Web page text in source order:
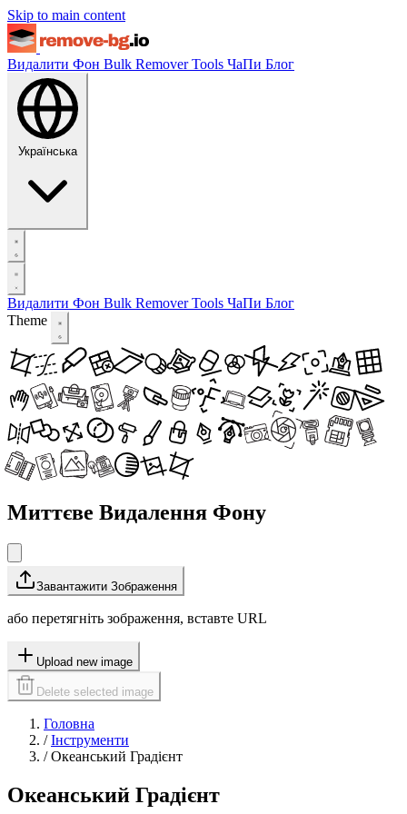
Skip to main content
Видалити Фон Bulk RemoverTools ЧаПи Блог
Українська
Видалити Фон Bulk RemoverTools ЧаПи Блог
Theme
Миттєве Видалення Фону
Завантажити Зображення
або перетягніть зображення, вставте URL
Upload new image
Delete selected image
Головна
/ Інструменти
/ Океанський Градієнт
Океанський Градієнт